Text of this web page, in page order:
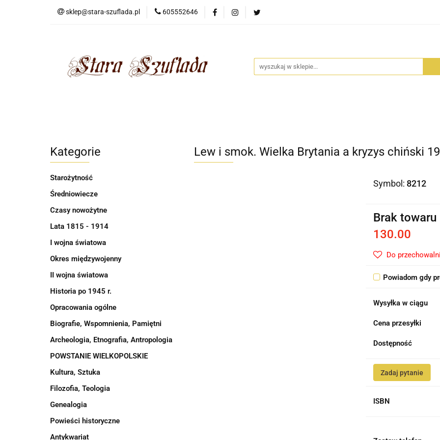
sklep@stara-szuflada.pl 605552646
NOWOŚCI STARA SZUFLADA
Kategorie
Starożytność
Średniowiecze
Czasy nowożytne
Lata 1815 - 1914
I wojna światowa
Okres międzywojenny
II wojna światowa
Historia po 1945 r.
Opracowania ogólne
Biografie, Wspomnienia, Pamiętni
Archeologia, Etnografia, Antropologia
POWSTANIE WIELKOPOLSKIE
Kultura, Sztuka
Filozofia, Teologia
Genealogia
Powieści historyczne
Antykwariat
Lew i smok. Wielka Brytania a kryzys chiński
Symbol: 8212
Brak towaru
130.00
Do przechowalni
Powiadom gdy
Wysyłka w ciągu
Cena przesyłki
Dostępność
Zadaj pytanie
ISBN